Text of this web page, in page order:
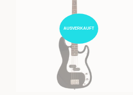
AUSVERKAUFT